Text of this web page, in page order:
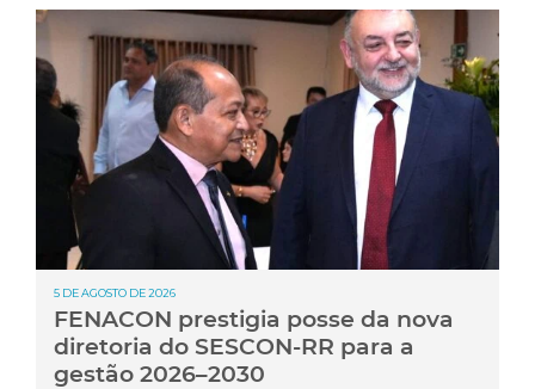
5 DE AGOSTO DE 2026
FENACON prestigia posse da nova
diretoria do SESCON-RR para a
gestão 2026–2030